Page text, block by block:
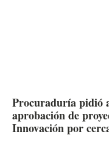
Procuraduría pidió
aprobación de
Innovación por